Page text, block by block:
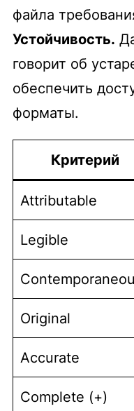
файла
Устойчивость.
говорит об
обеспечить
форматы.
Критерий
Attributable
Legible
Original
Accurate
Complete (+)